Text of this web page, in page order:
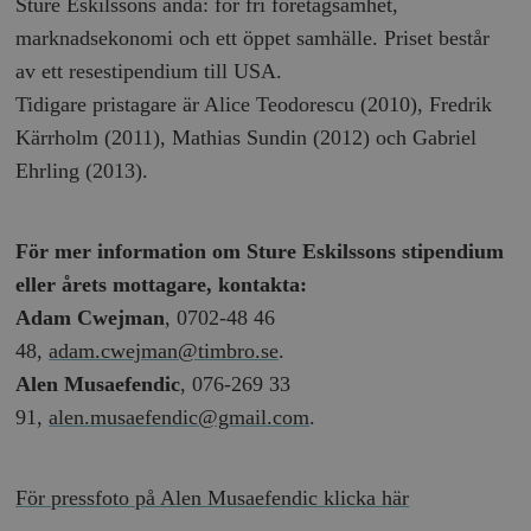
Sture Eskilssons anda: för fri företagsamhet,
marknadsekonomi och ett öppet samhälle. Priset består
av ett resestipendium till USA.
Tidigare pristagare är Alice Teodorescu (2010), Fredrik
Kärrholm (2011), Mathias Sundin (2012) och Gabriel
Ehrling (2013).
För mer information om Sture Eskilssons stipendium
eller årets mottagare, kontakta:
Adam Cwejman, 0702-48 46
48,adam.cwejman@timbro.se.
Alen Musaefendic, 076-269 33
91,alen.musaefendic@gmail.com.
För pressfoto på Alen Musaefendic klicka här
woocommerce_items_in_cart
Automattic
Inc.
wp_woocommerce_session_[abcdef0123456789]
timbro.se
__cf_bm